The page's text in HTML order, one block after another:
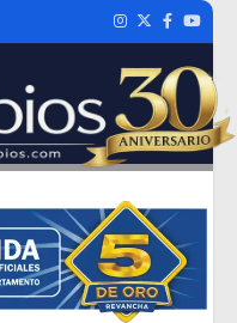
Instagram
TwitterFacebook